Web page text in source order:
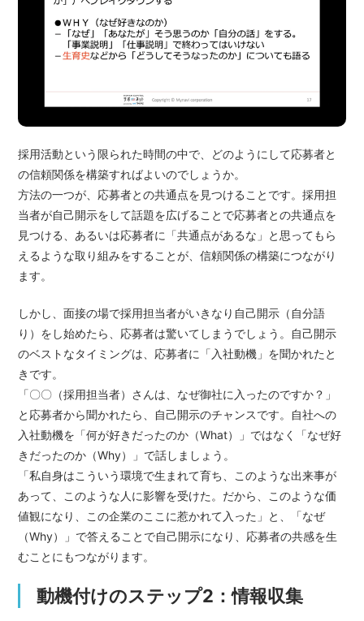
採用活動という限られた時間の中で、どのようにして応募者と
の信頼関係を構築すればよいのでしょうか。
方法の一つが、応募者との共通点を見つけることです。採用担
当者が自己開示をして話題を広げることで応募者との共通点を
見つける、あるいは応募者に「共通点があるな」と思ってもら
えるような取り組みをすることが、信頼関係の構築につながり
ます。
しかし、面接の場で採用担当者がいきなり自己開示（自分語
り）をし始めたら、応募者は驚いてしまうでしょう。自己開示
のベストなタイミングは、応募者に「入社動機」を聞かれたと
きです。
「〇〇（採用担当者）さんは、なぜ御社に入ったのですか？」
と応募者から聞かれたら、自己開示のチャンスです。自社への
入社動機を「何が好きだったのか（What）」ではなく「なぜ好
きだったのか（Why）」で話しましょう。
「私自身はこういう環境で生まれて育ち、このような出来事が
あって、このような人に影響を受けた。だから、このような価
値観になり、この企業のここに惹かれて入った」と、「なぜ
（Why）」で答えることで自己開示になり、応募者の共感を生
むことにもつながります。
動機付けのステップ2：情報収集